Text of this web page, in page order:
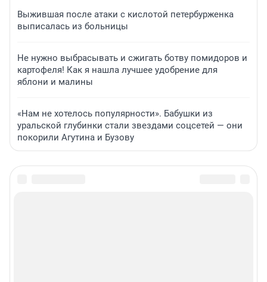
Выжившая после атаки с кислотой петербурженка
выписалась из больницы
Не нужно выбрасывать и сжигать ботву помидоров и
картофеля! Как я нашла лучшее удобрение для
яблони и малины
«Нам не хотелось популярности». Бабушки из
уральской глубинки стали звездами соцсетей — они
покорили Агутина и Бузову